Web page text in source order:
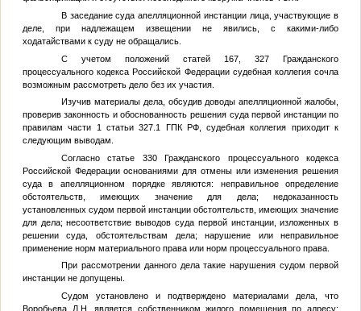
В заседание суда апелляционной инстанции лица, участвующие в
деле, при надлежащем извещении не явились, с какими-либо
ходатайствами к суду не обращались.
С учетом положений статей 167, 327 Гражданского
процессуального кодекса Российской Федерации судебная коллегия сочла
возможным рассмотреть дело без их участия.
Изучив материалы дела, обсудив доводы апелляционной жалобы,
проверив законность и обоснованность решения суда первой инстанции по
правилам части 1 статьи 327.1 ГПК РФ, судебная коллегия приходит к
следующим выводам.
Согласно статье 330 Гражданского процессуального кодекса
Российской Федерации основаниями для отмены или изменения решения
суда в апелляционном порядке являются: неправильное определение
обстоятельств, имеющих значение для дела; недоказанность
установленных судом первой инстанции обстоятельств, имеющих значение
для дела; несоответствие выводов суда первой инстанции, изложенных в
решении суда, обстоятельствам дела; нарушение или неправильное
применение норм материального права или норм процессуального права.
При рассмотрении данного дела такие нарушения судом первой
инстанции не допущены.
Судом установлено и подтверждено материалами дела, что
Воробьева Л.Н. является собственником жилого помещения по адресу: